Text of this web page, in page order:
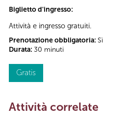
Biglietto d'ingresso:
Attività e ingresso gratuiti.
Prenotazione obbligatoria: Sì
Durata: 30 minuti
Gratis
Attività correlate